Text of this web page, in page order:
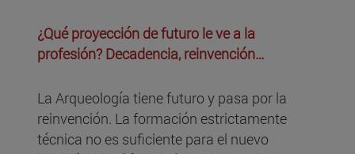
¿Qué proyección de futuro le ve a la
profesión? Decadencia, reinvención…
La Arqueología tiene futuro y pasa por la
reinvención. La formación estrictamente
técnica no es suficiente para el nuevo